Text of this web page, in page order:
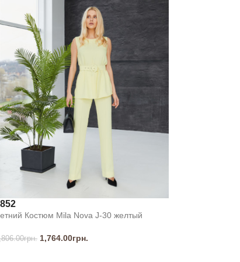
52
Костюм Mila Nova J-30 желтый
грн. 1,764.00грн.